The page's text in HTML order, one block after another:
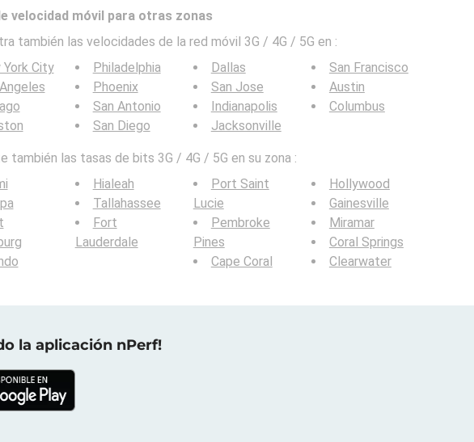
velocidad móvil para otras zonas
también las velocidades de la red móvil 3G / 4G / 5G en :
York City
Philadelphia
Phoenix
San Antonio
San Diego
Dallas
San Jose
Indianapolis
Jacksonville
San Francisco
Austin
Columbus
también las tasas de bits 3G / 4G / 5G en su zona :
Hialeah
Tallahassee
Fort
Lauderdale
Port Saint
Lucie
Pembroke
Pines
Cape Coral
Hollywood
Gainesville
Miramar
Coral Springs
Clearwater
la aplicación nPerf!